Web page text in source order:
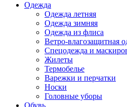
Одежда
Одежда летняя
Одежда зимняя
Одежда из флиса
Ветро-влагозащитная
Спецодежда и
Жилеты
Термобелье
Варежки и перчатки
Носки
Головные уборы
Обувь